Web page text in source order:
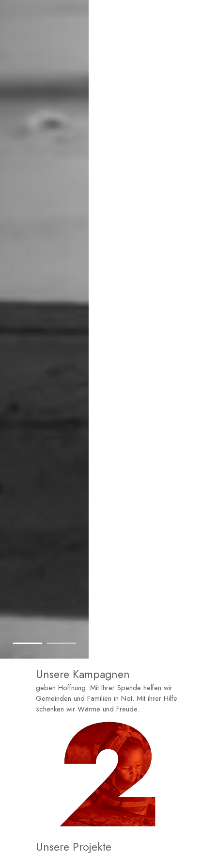
Unsere Kampagnen
geben Hoffnung. Mit Ihrer Spende helfen wir
Gemeinden und Familien in Not. Mit ihrer Hilfe
schenken wir Wärme und Freude.
Unsere Projekte